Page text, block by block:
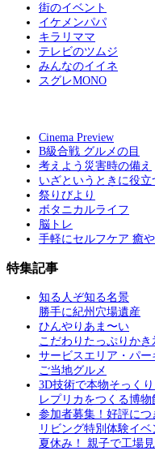
街のイベント
イケメンパパ
キラリママ
テレビのツムジ
みんなのイイネ
スグレMONO
Cinema Preview
B級合戦 グルメの目
考えよう災害時の備え
いざというときに役
祭りびより
ボタニカルライフ
脳トレ
手軽にセルフケア 癒
特集記事
知る人ぞ知る名景
勝手に紀州穴場遺産
ひんやりあま〜い
こだわりたっぷりかき
サービスエリア・パ
ご当地グルメ
3D技術で本物そっくり
レプリカをつくる博物
参加者募集！好評につ
リビング特別体験イベ
夏休み！ 親子で工場